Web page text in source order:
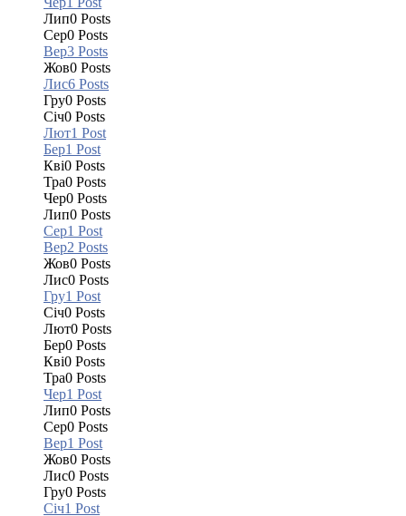
Лип0 Posts
Сер0 Posts
Вер3 Posts
Жов0 Posts
Лис6 Posts
Гру0 Posts
Січ0 Posts
Лют1 Post
Бер1 Post
Кві0 Posts
Тра0 Posts
Чер0 Posts
Лип0 Posts
Сер1 Post
Вер2 Posts
Жов0 Posts
Лис0 Posts
Гру1 Post
Січ0 Posts
Лют0 Posts
Бер0 Posts
Кві0 Posts
Тра0 Posts
Чер1 Post
Лип0 Posts
Сер0 Posts
Вер1 Post
Жов0 Posts
Лис0 Posts
Гру0 Posts
Січ1 Post